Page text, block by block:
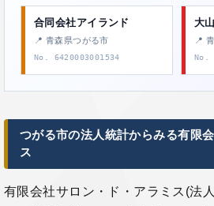
合同会社アイランド
📍 青森県つがる市
No. 6420003001534
大
📍
No.
つがる市の法人統計からみる有限
ス
有限会社サロン・ド・アラミス(法